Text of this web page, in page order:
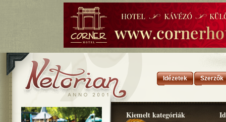
Idézetek Szerzők
Kiemelt kategóriák